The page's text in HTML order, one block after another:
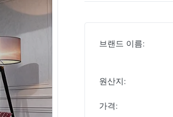
브랜드 이름:
원산지:
가격: